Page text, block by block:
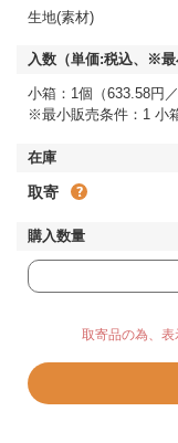
生地(素材)
小箱：1個（633.58円／
※最小販売条件：1 小
取寄
取寄品の為、表